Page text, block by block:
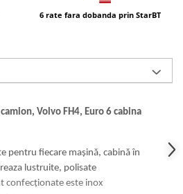
6 rate fara dobanda prin StarBT
Volvo FH4, Euro 6 cabina
pentru fiecare mașină, cabină în
lustruite, polisate
confecționate este inox